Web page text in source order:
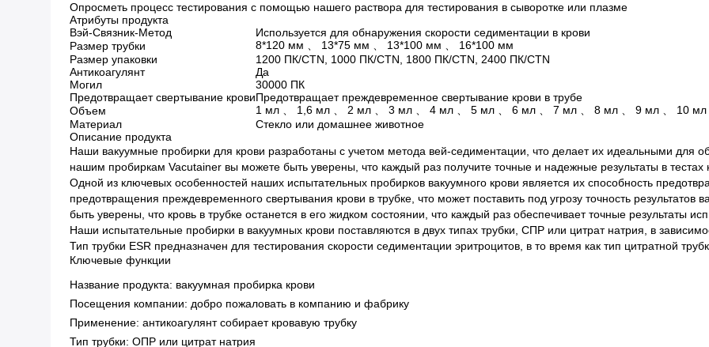
Опросметь ​​процесс тестирования с помощью нашего раствора для тестирования в сыворотке или плазме
Атрибуты продукта
Вэй-Связник-Метод
Используется для обнаружения скорости седиментации в крови
Размер трубки
8*120 мм 、 13*75 мм 、 13*100 мм 、 16*100 мм
Размер упаковки
1200 ПК/CTN, 1000 ПК/CTN, 1800 ПК/CTN, 2400 ПК/CTN
Антикоагулянт
Да
Могил
30000 ПК
Предотвращает свертывание кровиПредотвращает преждевременное свертывание крови в трубе
Объем
1 мл 、 1,6 мл 、 2 мл 、 3 мл 、 4 мл 、 5 мл 、 6 мл 、 7 мл 、 8 мл 、 9 мл 、 10 мл
Материал
Стекло или домашнее животное
Описание продукта
Наши вакуумные пробирки для крови разработаны с учетом метода вей-седиментации, что делает их идеальными для
нашим пробиркам Vacutainer вы можете быть уверены, что каждый раз получите точные и надежные результаты в
Одной из ключевых особенностей наших испытательных пробирков вакуумного крови является их способность
предотвращения преждевременного свертывания крови в трубке, что может поставить под угрозу точность
быть уверены, что кровь в трубке останется в его жидком состоянии, что каждый раз обеспечивает точные результаты
Наши испытательные пробирки в вакуумных крови поставляются в двух типах трубки, СПР или цитрат натрия, в
Тип трубки ESR предназначен для тестирования скорости седиментации эритроцитов, в то время как тип цитратной
Ключевые функции
Название продукта: вакуумная пробирка крови
Посещения компании: добро пожаловать в компанию и фабрику
Применение: антикоагулянт собирает кровавую трубку
Тип трубки: ОПР или цитрат натрия